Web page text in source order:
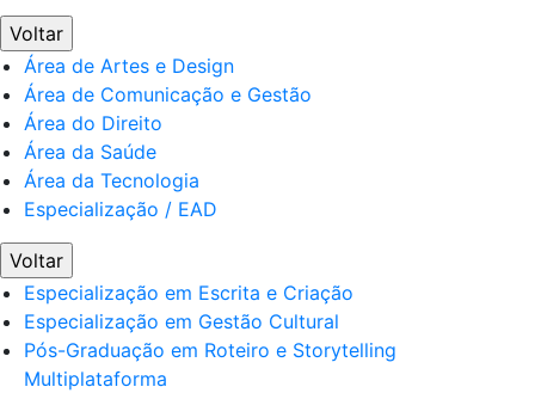
Voltar
Área de Artes e Design
Área de Comunicação e Gestão
Área do Direito
Área da Saúde
Área da Tecnologia
Especialização / EAD
Voltar
Especialização em Escrita e Criação
Especialização em Gestão Cultural
Pós-Graduação em Roteiro e Storytelling
Multiplataforma